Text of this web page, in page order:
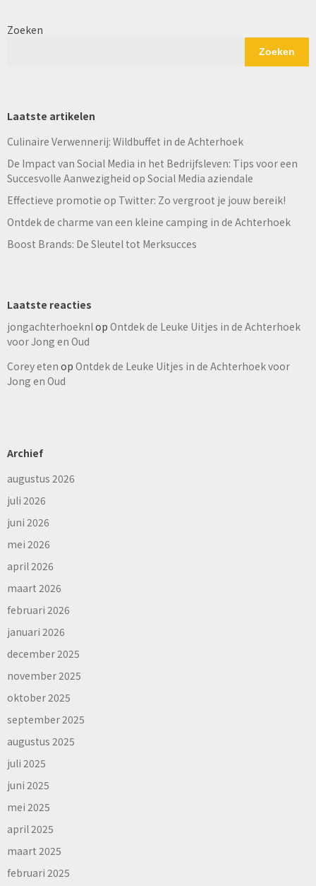
Zoeken
Zoeken
Laatste artikelen
Culinaire Verwennerij: Wildbuffet in de Achterhoek
De Impact van Social Media in het Bedrijfsleven: Tips voor een
Succesvolle Aanwezigheid op Social Media aziendale
Effectieve promotie op Twitter: Zo vergroot je jouw bereik!
Ontdek de charme van een kleine camping in de Achterhoek
Boost Brands: De Sleutel tot Merksucces
Laatste reacties
jongachterhoeknl op Ontdek de Leuke Uitjes in de Achterhoek
voor Jong en Oud
Corey eten op Ontdek de Leuke Uitjes in de Achterhoek voor
Jong en Oud
Archief
augustus 2026
juli 2026
juni 2026
mei 2026
april 2026
maart 2026
februari 2026
januari 2026
december 2025
november 2025
oktober 2025
september 2025
augustus 2025
juli 2025
juni 2025
mei 2025
april 2025
maart 2025
februari 2025